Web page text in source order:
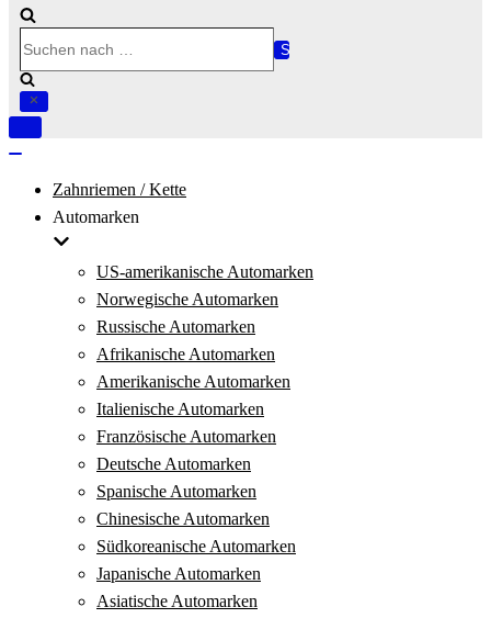
nach …
Navigation
Zahnriemen / Kette
Automarken
US-amerikanische Automarken
Norwegische Automarken
Russische Automarken
Afrikanische Automarken
Amerikanische Automarken
Italienische Automarken
Französische Automarken
Deutsche Automarken
Spanische Automarken
Chinesische Automarken
Südkoreanische Automarken
Japanische Automarken
Asiatische Automarken